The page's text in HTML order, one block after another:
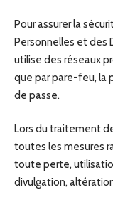
Pour assurer la
Personnelles et des
utilise des réseaux
que par pare-feu, la
de passe.
Lors du traitement
toutes les mesures
toute perte,
divulgation,